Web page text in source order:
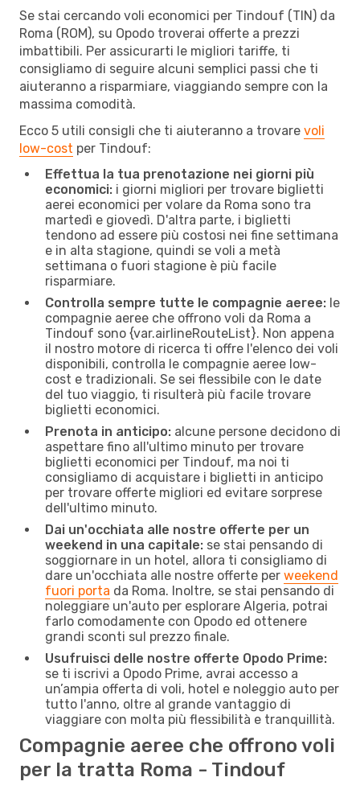
Se stai cercando voli economici per Tindouf (TIN) da
Roma (ROM), su Opodo troverai offerte a prezzi
imbattibili. Per assicurarti le migliori tariffe, ti
consigliamo di seguire alcuni semplici passi che ti
aiuteranno a risparmiare, viaggiando sempre con la
massima comodità.
Ecco 5 utili consigli che ti aiuteranno a trovare voli
low-cost per Tindouf:
Effettua la tua prenotazione nei giorni più
economici: i giorni migliori per trovare biglietti
aerei economici per volare da Roma sono tra
martedì e giovedì. D'altra parte, i biglietti
tendono ad essere più costosi nei fine settimana
e in alta stagione, quindi se voli a metà
settimana o fuori stagione è più facile
risparmiare.
Controlla sempre tutte le compagnie aeree: le
compagnie aeree che offrono voli da Roma a
Tindouf sono {​var.airlineRouteList}. Non appena
il nostro motore di ricerca ti offre l'elenco dei voli
disponibili, controlla le compagnie aeree low-
cost e tradizionali. Se sei flessibile con le date
del tuo viaggio, ti risulterà più facile trovare
biglietti economici.
Prenota in anticipo: alcune persone decidono di
aspettare fino all'ultimo minuto per trovare
biglietti economici per Tindouf, ma noi ti
consigliamo di acquistare i biglietti in anticipo
per trovare offerte migliori ed evitare sorprese
dell'ultimo minuto.
Dai un'occhiata alle nostre offerte per un
weekend in una capitale: se stai pensando di
soggiornare in un hotel, allora ti consigliamo di
dare un'occhiata alle nostre offerte per weekend
fuori porta da Roma. Inoltre, se stai pensando di
noleggiare un'auto per esplorare Algeria, potrai
farlo comodamente con Opodo ed ottenere
grandi sconti sul prezzo finale.
Usufruisci delle nostre offerte Opodo Prime:
se ti iscrivi a Opodo Prime, avrai accesso a
un’ampia offerta di voli, hotel e noleggio auto per
tutto l'anno, oltre al grande vantaggio di
viaggiare con molta più flessibilità e tranquillità.
Compagnie aeree che offrono voli
per la tratta Roma - Tindouf